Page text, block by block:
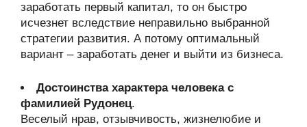
заработать первый капитал, то он быстро
исчезнет вследствие неправильно выбранной
стратегии развития. А потому оптимальный
вариант – заработать денег и выйти из бизнеса.
Достоинства характера человека с
фамилией Рудонец.
Веселый нрав, отзывчивость, жизнелюбие и